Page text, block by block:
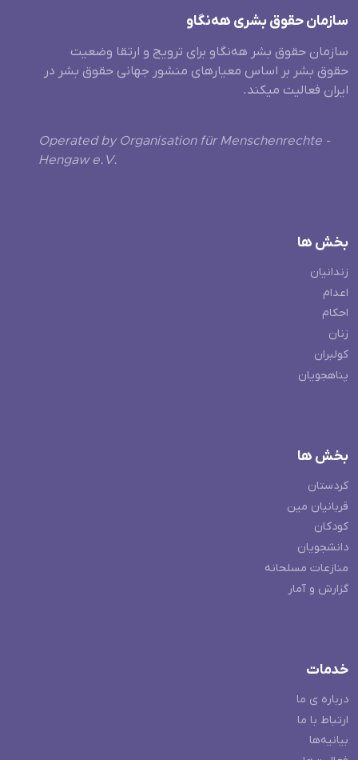
سازمان حقوق بشری هەنگاو
سازمان حقوق بشر هه‌نگاو برای ترویج و ارتقا وضعیت
حقوق بشر بر اساس معیارهای منشور جهانی حقوق بشر در
ایران فعالیت میکند.
Operated by Organisation für Menschenrechte -
Hengaw e.V.
بخش ها
زندانیان
اعدام
احکام
زنان
کولبران
پناهجویان
بخش ها
کردستان
قربانیان مین
کودکان
دانشجویان
منازعات مسلحانه
گزارش و آمار
خدمات
درباره ی ما
ارتباط با ما
بیانیه‌ها